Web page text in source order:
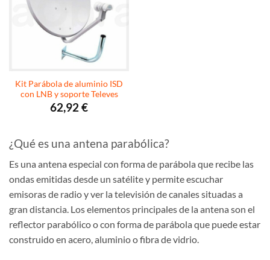
Kit Parábola de aluminio ISD
con LNB y soporte Televes
62,92 €
¿Qué es una antena parabólica?
Es una antena especial con forma de parábola que recibe las
ondas emitidas desde un satélite y permite escuchar
emisoras de radio y ver la televisión de canales situadas a
gran distancia. Los elementos principales de la antena son el
reflector parabólico o con forma de parábola que puede estar
construido en acero, aluminio o fibra de vidrio.